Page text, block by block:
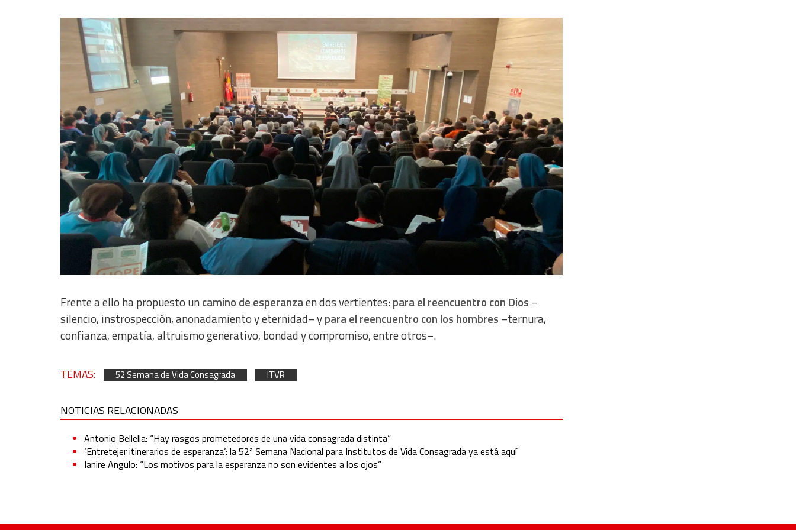
Frente a ello ha propuesto uncamino de esperanzaen dos vertientes:para el reencuentro con Dios –
silencio, instrospección, anonadamiento y eternidad– ypara el reencuentro con los hombres –ternura,
confianza, empatía, altruismo generativo, bondad y compromiso, entre otros–.
TEMAS: 52 Semana de Vida Consagrada ITVR
NOTICIAS RELACIONADAS
Antonio Bellella: “Hay rasgos prometedores de una vida consagrada distinta”
‘Entretejer itinerarios de esperanza’: la 52ª Semana Nacional para Institutos de Vida Consagrada ya está aquí
Ianire Angulo: “Los motivos para la esperanza no son evidentes a los ojos”
Develop and improve services
Use limited data to select content
Use precise geolocation data
Identify devices based on information actively requested
Non-IAB processing purposes:
Advertising